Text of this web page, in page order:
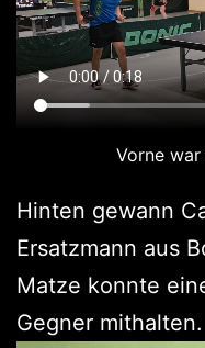
Vorne
Hinten gewann
Ersatzmann aus
Matze konnte
Gegner mithalten.